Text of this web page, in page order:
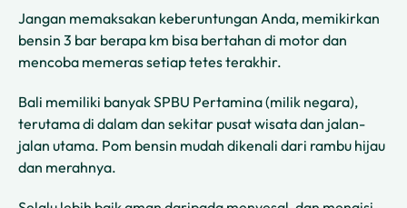
Jangan memaksakan keberuntungan Anda, memikirkan
bensin 3 bar berapa km bisa bertahan di motor dan
mencoba memeras setiap tetes terakhir.
Bali memiliki banyak SPBU Pertamina (milik negara),
terutama di dalam dan sekitar pusat wisata dan jalan-
jalan utama. Pom bensin mudah dikenali dari rambu hijau
dan merahnya.